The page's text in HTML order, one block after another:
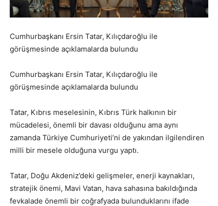
Cumhurbaşkanı Ersin Tatar, Kılıçdaroğlu ile
görüşmesinde açıklamalarda bulundu
Cumhurbaşkanı Ersin Tatar, Kılıçdaroğlu ile
görüşmesinde açıklamalarda bulundu
Tatar, Kıbrıs meselesinin, Kıbrıs Türk halkının bir
mücadelesi, önemli bir davası olduğunu ama aynı
zamanda Türkiye Cumhuriyeti’ni de yakından ilgilendiren
milli bir mesele olduğuna vurgu yaptı.
Tatar, Doğu Akdeniz’deki gelişmeler, enerji kaynakları,
stratejik önemi, Mavi Vatan, hava sahasına bakıldığında
fevkalade önemli bir coğrafyada bulunduklarını ifade